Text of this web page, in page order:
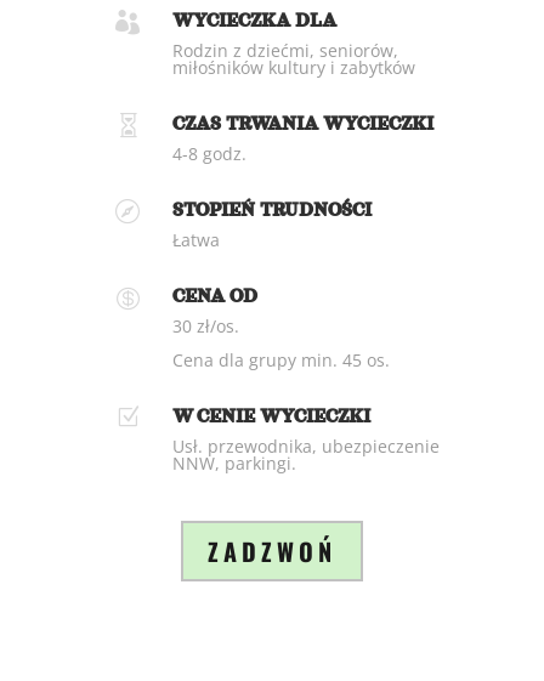
 WYCIECZKA DLA
Rodzin z dziećmi, seniorów,
miłośników kultury i zabytków
 CZAS TRWANIA WYCIECZKI
4-8 godz.
 STOPIEŃ TRUDNOŚCI
Łatwa
 CENA OD
30 zł/os.
Cena dla grupy min. 45 os.
Z W CENIE WYCIECZKI
Usł. przewodnika, ubezpieczenie
NNW, parkingi.
ZADZWOŃ